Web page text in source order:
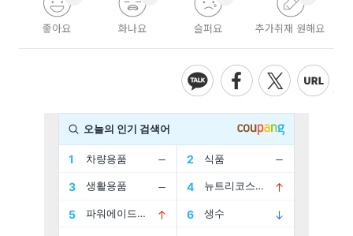
좋아요 화나요 슬퍼요 추가취재 원해요